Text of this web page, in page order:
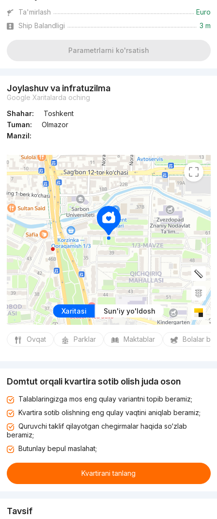
Ta'mirlash
Euro
Ship Balandligi
3 m
Parametrlarni ko'rsatish
Joylashuv va infratuzilma
Google Xaritalarda oching
Shahar:
Toshkent
Tuman:
Olmazor
Manzil:
Xaritasi Sun'iy yo'ldosh
Ovqat Parklar Maktablar Bolalar
Domtut orqali kvartira sotib olish juda oson
Talablaringizga mos eng qulay variantni topib beramiz;
Kvartira sotib olishning eng qulay vaqtini aniqlab beramiz;
Quruvchi taklif qilayotgan chegirmalar haqida so‘zlab
beramiz;
Butunlay bepul maslahat;
Kvartirani tanlang
Tavsif